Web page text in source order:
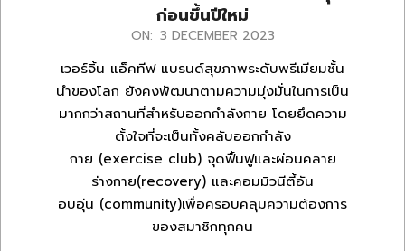
ก่อนขึ้นปีใหม่
03
ON: 3 DECEMBER 2023
เวอร์จิ้น แอ็คทีฟ แบรนด์สุขภาพระดับพรีเมียมชั้น
นำของโลก ยังคงพัฒนาตามความมุ่งมั่นในการเป็น
มากกว่าสถานที่สำหรับออกกำลังกาย โดยยึดความ
ตั้งใจที่จะเป็นทั้งคลับออกกำลัง
กาย (exercise club) จุดฟื้นฟูและผ่อนคลาย
ร่างกาย(recovery) และคอมมิวนีตี้อัน
อบอุ่น (community)เพื่อครอบคลุมความต้องการ
ของสมาชิกทุกคน